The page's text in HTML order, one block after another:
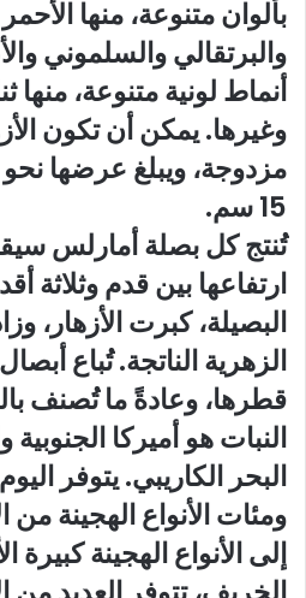
بألوان متنوعة، منها
والبرتقالي والسلموني
أنماط لونية متنوعة،
وغيرها. يمكن أن تكون
15 سم.
تُنتج كل بصلة أمارلس
ارتفاعها بين قدم وثلاثة
البصيلة، كبرت الأزهار،
الزهرية الناتجة. تُباع
قطرها، وعادةً ما تُصنف
النبات هو أميركا
ومئات الأنواع الهجينة من
إلى الأنواع الهجينة كبيرة